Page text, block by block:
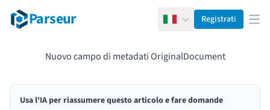
Parseur ItalianoRegistrati
Nuovo campo di metadati OriginalDocument
Usa l'IA per riassumere questo articolo e fare domande